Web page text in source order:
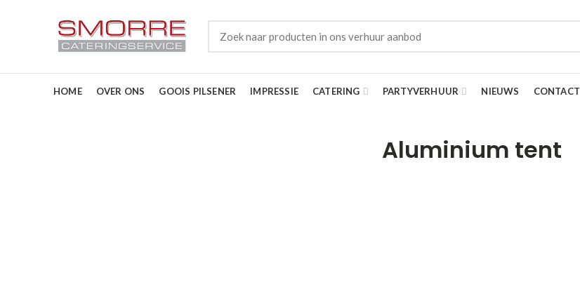
HOME OVER ONS GOOIS PILSENER IMPRESSIE CATERING PARTYVERHUUR NIEUWS CONTACT
Aluminium tent